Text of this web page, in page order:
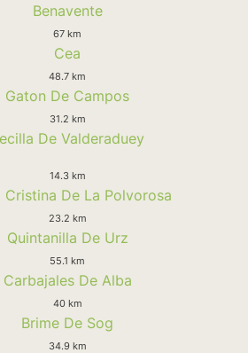
Benavente
67 km
Cea
48.7 km
Gaton De Campos
31.2 km
De Valderaduey
14.3 km
Cristina De La Polvorosa
23.2 km
Quintanilla De Urz
55.1 km
Carbajales De Alba
40 km
Brime De Sog
34.9 km